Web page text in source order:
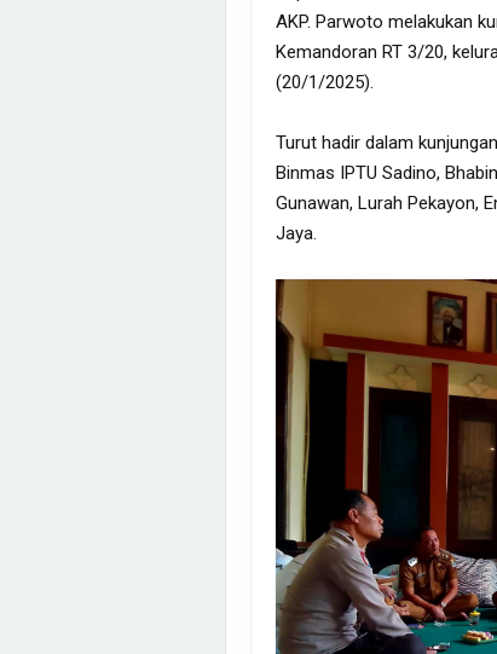
AKP. Parwoto melakukan
Kemandoran RT 3/20,
(20/1/2025).
Turut hadir dalam
Binmas IPTU Sadino,
Gunawan, Lurah Pekayon,
Jaya.